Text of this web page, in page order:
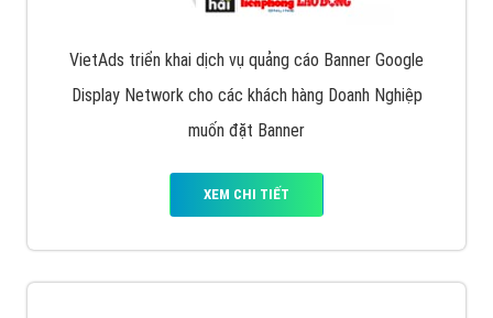
VietAds triển khai dịch vụ quảng cáo Banner Google
Display Network cho các khách hàng Doanh Nghiệp
muốn đặt Banner
XEM CHI TIẾT